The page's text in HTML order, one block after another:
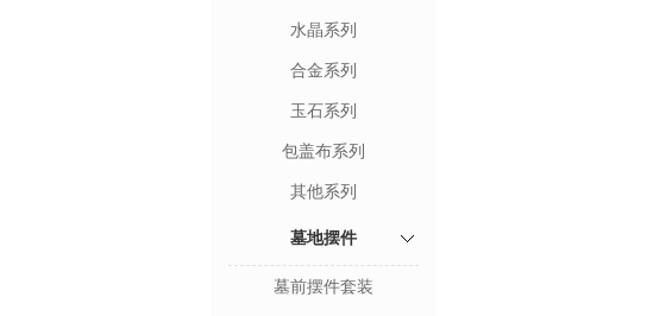
水晶系列
合金系列
玉石系列
包盖布系列
其他系列
墓地摆件
墓前摆件套装